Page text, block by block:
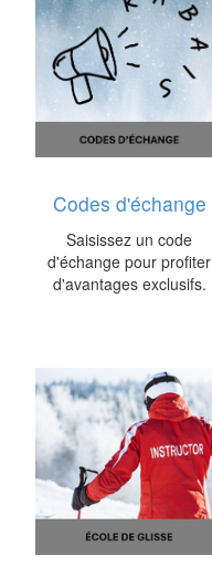
Codes d'échange
Saisissez un code
d'échange pour profiter
d'avantages exclusifs.